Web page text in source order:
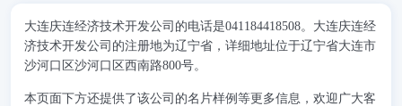
大连庆连经济技术开发公司的电话是041184418508。大连庆连经
济技术开发公司的注册地为辽宁省，详细地址位于辽宁省大连市
沙河口区沙河口区西南路800号。
本页面下方还提供了该公司的名片样例等更多信息，欢迎广大客